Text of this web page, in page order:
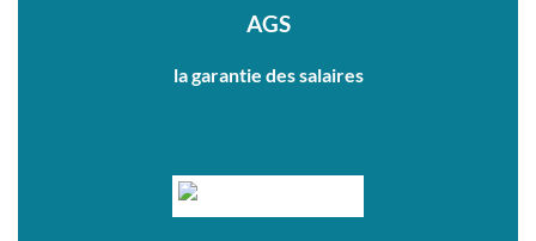
AGS
la garantie des salaires